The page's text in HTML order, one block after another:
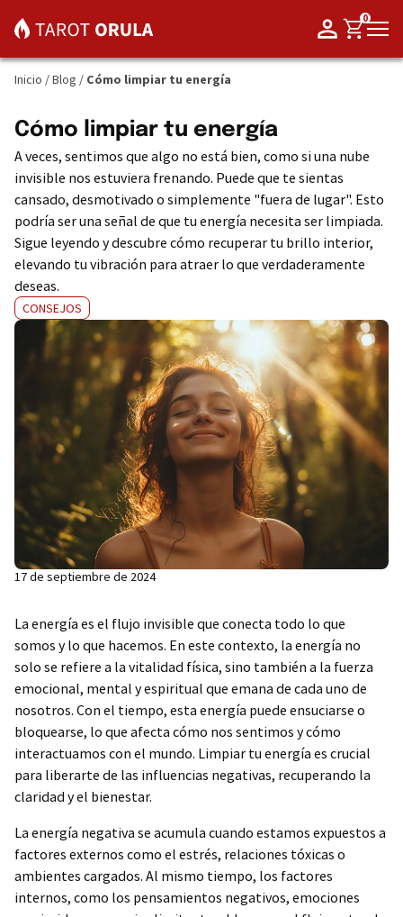
0
Inicio /Blog / Cómo limpiar tu energía
Cómo limpiar tu energía
A veces, sentimos que algo no está bien, como si una nube
invisible nos estuviera frenando. Puede que te sientas
cansado, desmotivado o simplemente "fuera de lugar". Esto
podría ser una señal de que tu energía necesita ser limpiada.
Sigue leyendo y descubre cómo recuperar tu brillo interior,
elevando tu vibración para atraer lo que verdaderamente
deseas.
CONSEJOS
17 de septiembre de 2024
La energía es el flujo invisible que conecta todo lo que
somos y lo que hacemos. En este contexto, la energía no
solo se refiere a la vitalidad física, sino también a la fuerza
emocional, mental y espiritual que emana de cada uno de
nosotros. Con el tiempo, esta energía puede ensuciarse o
bloquearse, lo que afecta cómo nos sentimos y cómo
interactuamos con el mundo. Limpiar tu energía es crucial
para liberarte de las influencias negativas, recuperando la
claridad y el bienestar.
La energía negativa se acumula cuando estamos expuestos a
factores externos como el estrés, relaciones tóxicas o
ambientes cargados. Al mismo tiempo, los factores
internos, como los pensamientos negativos, emociones